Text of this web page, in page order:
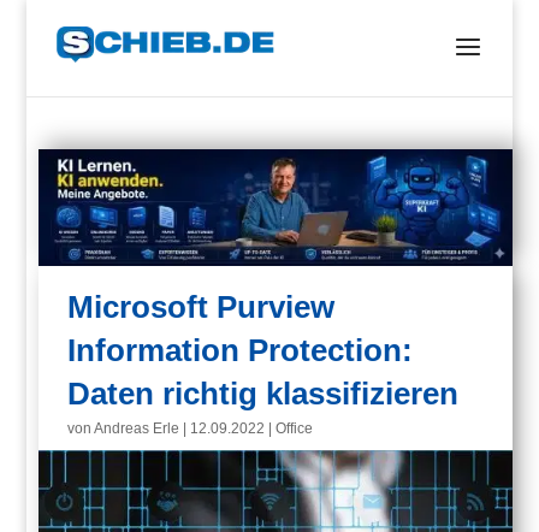
Microsoft Purview
Information Protection:
Daten richtig klassifizieren
vonAndreas Erle 12.09.2022 |Office